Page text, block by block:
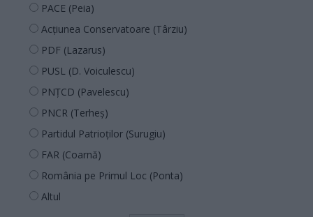
PACE (Peia)
Acțiunea Conservatoare (Târziu)
PDF (Lazarus)
PUSL (D. Voiculescu)
PNȚCD (Pavelescu)
PNCR (Terheș)
Partidul Patrioților (Surugiu)
FAR (Coarnă)
România pe Primul Loc (Ponta)
Altul